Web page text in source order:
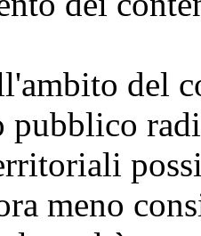
del
pubblico
meno